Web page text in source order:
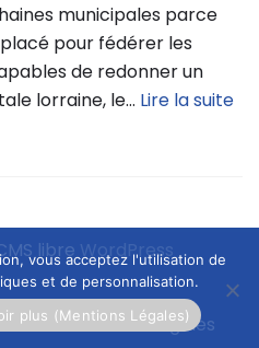
municipales parce
pour fédérer les
de redonner un
lorraine, le… Lire la suite
libre WordPress
Mentions légales
vous acceptez l'utilisation de
et de personnalisation.
plus (Mentions Légales)